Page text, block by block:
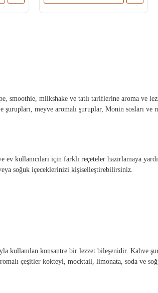
smoothie, milkshake ve tatlı tariflerine aroma ve
meyve aromalı şuruplar, Monin sosları ve
kullanıcıları için farklı reçeteler hazırlamaya
soğuk içeceklerinizi kişiselleştirebilirsiniz.
kullanılan konsantre bir lezzet bileşenidir. Kahve
çeşitler kokteyl, mocktail, limonata, soda ve